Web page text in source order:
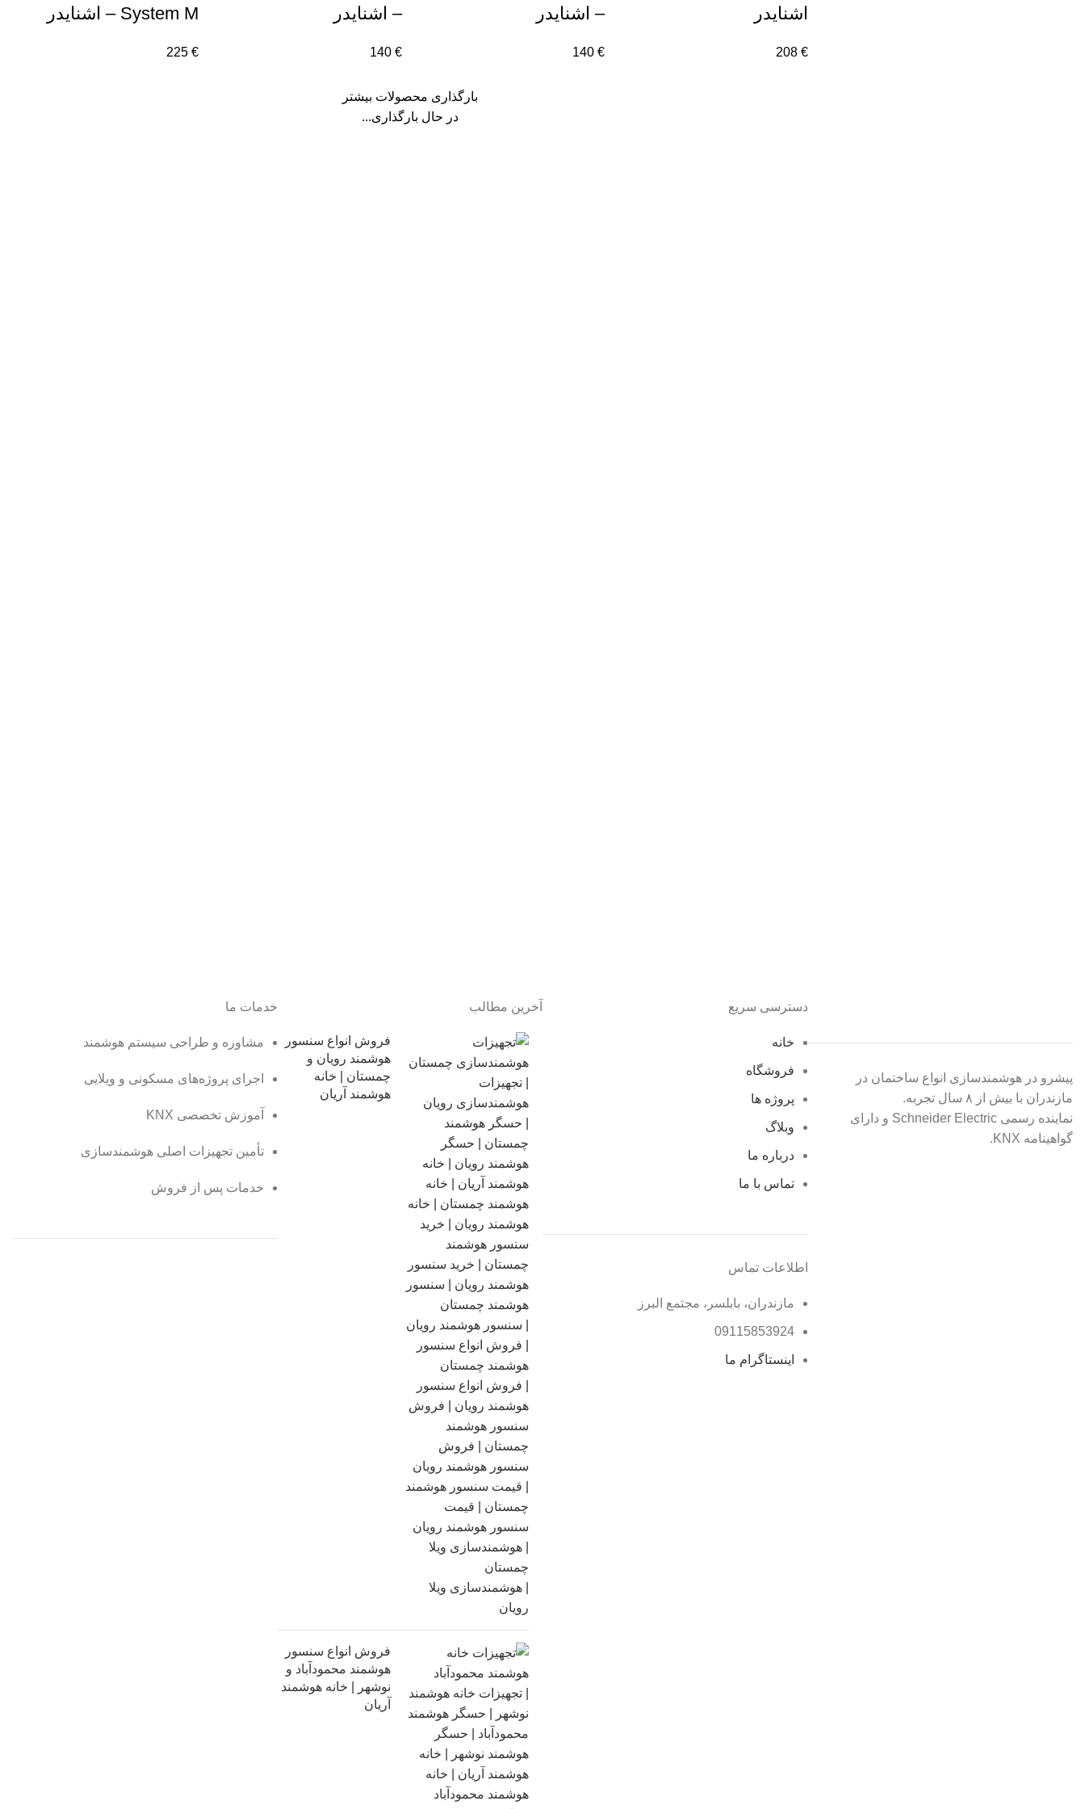
اشنایدر
208 €
– اشنایدر
140€
– اشنایدر
140 €
System M – اشنایدر
225€
بارگذاری محصولات بیشتر
در حال بارگذاری...
پیشرو در هوشمندسازی انواع ساختمان در
مازندران با بیش از ۸ سال تجربه.
نماینده رسمی Schneider Electric و دارای
گواهینامه KNX.
دسترسی سریع
خانه
فروشگاه
پروژه ها
وبلاگ
درباره ما
تماس با ما
اطلاعات تماس
مازندران، بابلسر، مجتمع البرز
09115853924
اینستاگرام ما
آخرین مطالب
فروش انواع سنسور
هوشمند رویان و
چمستان | خانه
هوشمند آریان
فروش انواع سنسور
هوشمند محمودآباد و
نوشهر | خانه هوشمند
آریان
خدمات ما
مشاوره و طراحی سیستم هوشمند
اجرای پروژه‌های مسکونی و ویلایی
آموزش تخصصی KNX
تأمین تجهیزات اصلی هوشمندسازی
خدمات پس از فروش